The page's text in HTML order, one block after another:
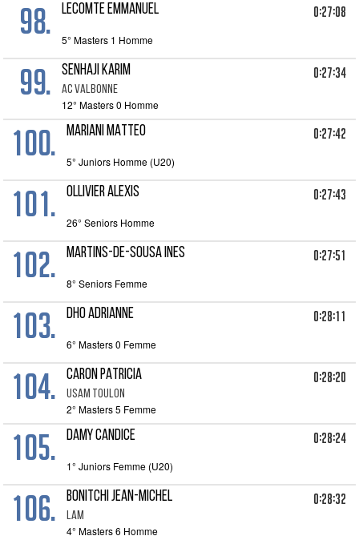
98. LECOMTE EMMANUEL 0:27:08
5° Masters 1 Homme
99. SENHAJI KARIM
AC VALBONNE
0:27:34
12° Masters 0 Homme
100. MARIANI MATTEO 0:27:42
5° Juniors Homme (U20)
101. OLLIVIER ALEXIS 0:27:43
26° Seniors Homme
102. MARTINS-DE-SOUSA INES 0:27:51
8° Seniors Femme
103. DHO Adrianne 0:28:11
6° Masters 0 Femme
104. CARON PATRICIA
USAM TOULON
0:28:20
2° Masters 5 Femme
105. DAMY CANDICE 0:28:24
1° Juniors Femme (U20)
106. BONITCHI JEAN-MICHEL
LAM
0:28:32
4° Masters 6 Homme